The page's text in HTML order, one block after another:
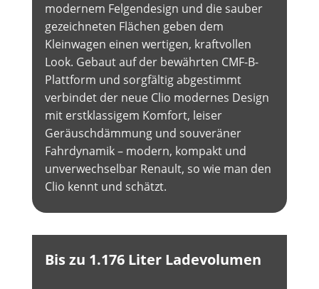
modernem Felgendesign und die sauber
gezeichneten Flächen geben dem
Kleinwagen einen wertigen, kraftvollen
Look. Gebaut auf der bewährten CMF-B-
Plattform und sorgfältig abgestimmt
verbindet der neue Clio modernes Design
mit erstklassigem Komfort, leiser
Geräuschdämmung und souveräner
Fahrdynamik – modern, kompakt und
unverwechselbar Renault, so wie man den
Clio kennt und schätzt.
Bis zu 1.176 Liter Ladevolumen